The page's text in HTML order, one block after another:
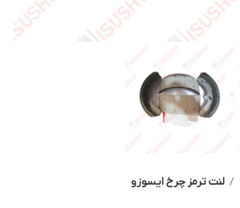
لنت ترمز چرخ ایسوزو